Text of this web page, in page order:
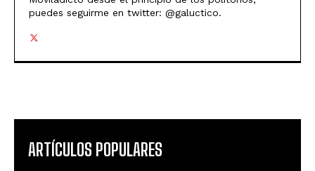
puedes seguirme en twitter: @galuctico.
ARTÍCULOS POPULARES